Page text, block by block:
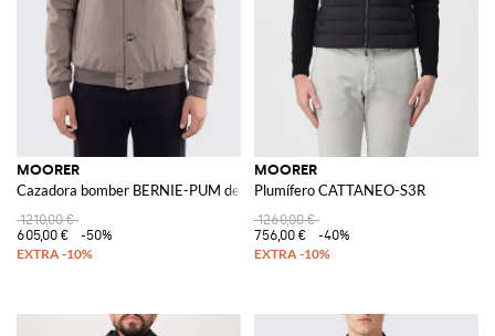
MOORER
Cazadora bomber BERNIE-PUM de poliéster
1210,00 €
605,00 €
-50%
MOORER
Plumífero CATTANEO-S3R
1260,00 €
756,00 €
-40%